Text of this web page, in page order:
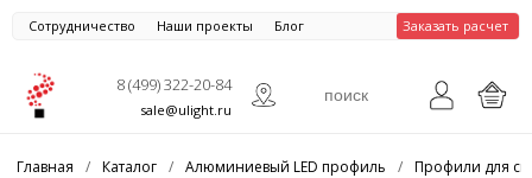
Сотрудничество Наши проекты Блог Заказать расчет
8 (499) 322-20-84
sale@ulight.ru
Главная / Каталог / Алюминиевый LED профиль / Профили для